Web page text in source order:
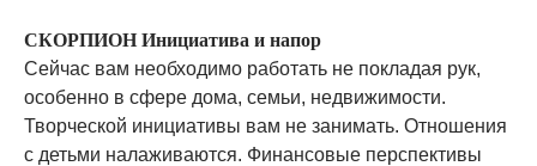
СКОРПИОН Инициатива и напор
Сейчас вам необходимо работать не покладая рук,
особенно в сфере дома, семьи, недвижимости.
Творческой инициативы вам не занимать. Отношения
с детьми налаживаются. Финансовые перспективы